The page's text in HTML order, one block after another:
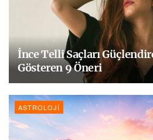
İnce Telli Saçları
Gösteren 9 Öneri
ASTROLOJI